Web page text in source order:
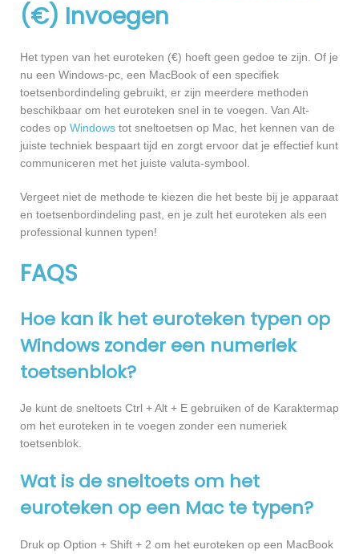
(€) Invoegen
Het typen van het euroteken (€) hoeft geen gedoe te zijn. Of je
nu een Windows-pc, een MacBook of een specifiek
toetsenbordindeling gebruikt, er zijn meerdere methoden
beschikbaar om het euroteken snel in te voegen. Van Alt-
codes op Windows tot sneltoetsen op Mac, het kennen van de
juiste techniek bespaart tijd en zorgt ervoor dat je effectief kunt
communiceren met het juiste valuta-symbool.
Vergeet niet de methode te kiezen die het beste bij je apparaat
en toetsenbordindeling past, en je zult het euroteken als een
professional kunnen typen!
FAQS
Hoe kan ik het euroteken typen op
Windows zonder een numeriek
toetsenblok?
Je kunt de sneltoets Ctrl + Alt + E gebruiken of de Karaktermap
om het euroteken in te voegen zonder een numeriek
toetsenblok.
Wat is de sneltoets om het
euroteken op een Mac te typen?
Druk op Option + Shift + 2 om het euroteken op een MacBook